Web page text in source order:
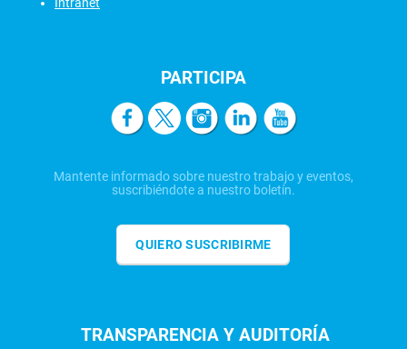
Intranet
PARTICIPA
Mantente informado sobre nuestro trabajo y eventos,
suscribiéndote a nuestro boletín.
QUIERO SUSCRIBIRME
TRANSPARENCIA Y AUDITORÍA